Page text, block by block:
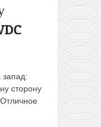
сторону
Европе